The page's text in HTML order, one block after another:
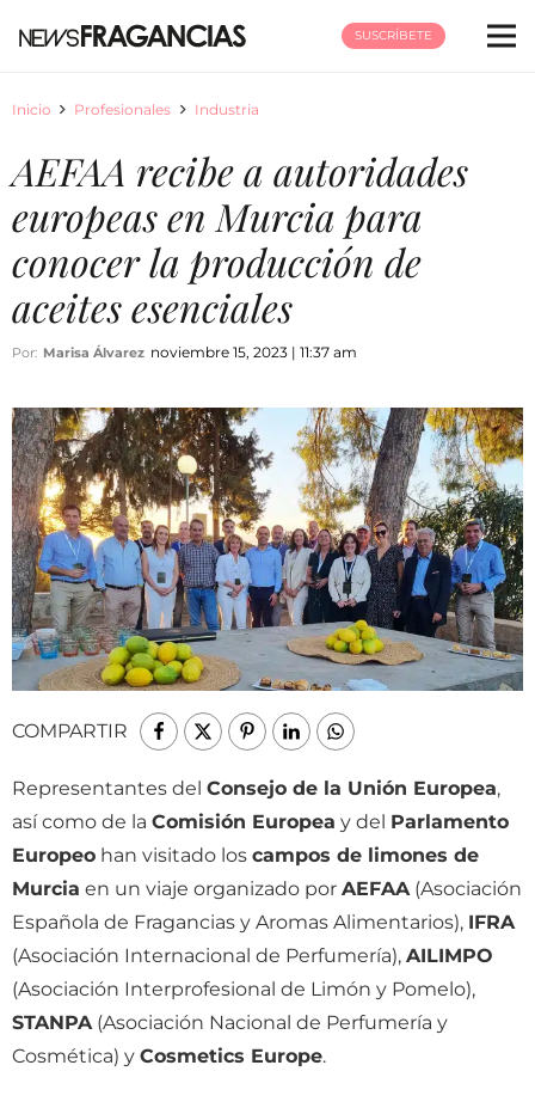
SUSCRÍBETE
Inicio Profesionales Industria
AEFAA recibe a autoridades
europeas en Murcia para
conocer la producción de
aceites esenciales
Por: Marisa Álvarez noviembre 15, 2023 | 11:37 am
COMPARTIR
Representantes del Consejo de la Unión Europea,
así como de la Comisión Europea y del Parlamento
Europeo han visitado los campos de limones de
Murcia en un viaje organizado por AEFAA(Asociación
Española de Fragancias y Aromas Alimentarios), IFRA
(Asociación Internacional de Perfumería), AILIMPO
(Asociación Interprofesional de Limón y Pomelo),
STANPA(Asociación Nacional de Perfumería y
Cosmética) y Cosmetics Europe.